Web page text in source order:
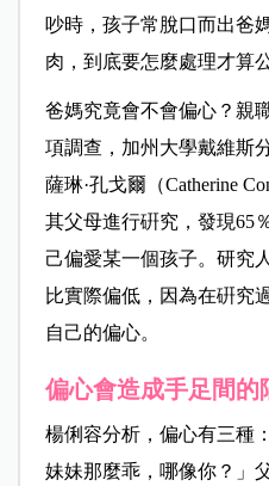
吵時，孩子常脫口而出爸
肉，到底要怎麼處理才算
爸媽究竟會不會偏心？親
項調查，加州大學戴維斯
薩琳·孔戈爾（Catherine
其父母進行硏究，發現65
己偏愛某一個孩子。研究
比實際偏低，因為在硏究
自己的偏心。
偏心會造成手足間的
楊俐容分析，偏心有三種
妹妹那麼乖，哪像你？」